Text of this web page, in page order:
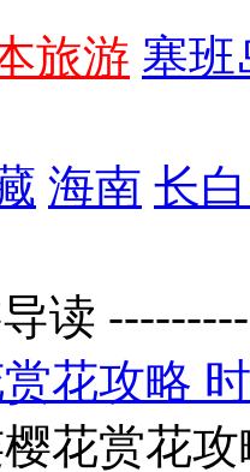
旅游 塞班
海南 长
读
花攻略
赏花攻